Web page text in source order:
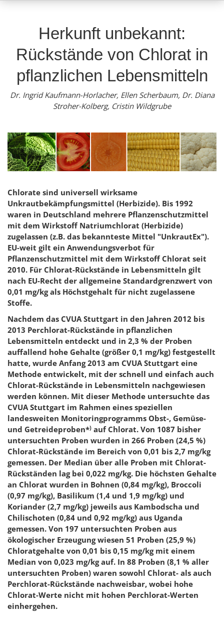
Herkunft unbekannt:
Rückstände von Chlorat in
pflanzlichen Lebensmitteln
Dr. Ingrid Kaufmann-Horlacher, Ellen Scherbaum, Dr. Diana
Stroher-Kolberg, Cristin Wildgrube
Chlorate sind universell wirksame
Unkrautbekämpfungsmittel (Herbizide). Bis 1992
waren in Deutschland mehrere Pflanzenschutzmittel
mit dem Wirkstoff Natriumchlorat (Herbizide)
zugelassen (z.B. das bekannteste Mittel "UnkrautEx").
EU-weit gilt ein Anwendungsverbot für
Pflanzenschutzmittel mit dem Wirkstoff Chlorat seit
2010. Für Chlorat-Rückstände in Lebensmitteln gilt
nach EU-Recht der allgemeine Standardgrenzwert von
0,01 mg/kg als Höchstgehalt für nicht zugelassene
Stoffe.
Nachdem das CVUA Stuttgart in den Jahren 2012 bis
2013 Perchlorat-Rückstände in pflanzlichen
Lebensmitteln entdeckt und in 2,3 % der Proben
auffallend hohe Gehalte (größer 0,1 mg/kg) festgestellt
hatte, wurde Anfang 2013 am CVUA Stuttgart eine
Methode entwickelt, mit der schnell und einfach auch
Chlorat-Rückstände in Lebensmitteln nachgewiesen
werden können. Mit dieser Methode untersuchte das
CVUA Stuttgart im Rahmen eines speziellen
landesweiten Monitoringprogramms Obst-, Gemüse-
und Getreideproben*) auf Chlorat. Von 1087 bisher
untersuchten Proben wurden in 266 Proben (24,5 %)
Chlorat-Rückstände im Bereich von 0,01 bis 2,7 mg/kg
gemessen. Der Median über alle Proben mit Chlorat-
Rückständen lag bei 0,022 mg/kg. Die höchsten Gehalte
an Chlorat wurden in Bohnen (0,84 mg/kg), Broccoli
(0,97 mg/kg), Basilikum (1,4 und 1,9 mg/kg) und
Koriander (2,7 mg/kg) jeweils aus Kambodscha und
Chilischoten (0,84 und 0,92 mg/kg) aus Uganda
gemessen. Von 197 untersuchten Proben aus
ökologischer Erzeugung wiesen 51 Proben (25,9 %)
Chloratgehalte von 0,01 bis 0,15 mg/kg mit einem
Median von 0,023 mg/kg auf. In 88 Proben (8,1 % aller
untersuchten Proben) waren sowohl Chlorat- als auch
Perchlorat-Rückstände nachweisbar, wobei hohe
Chlorat-Werte nicht mit hohen Perchlorat-Werten
einhergehen.